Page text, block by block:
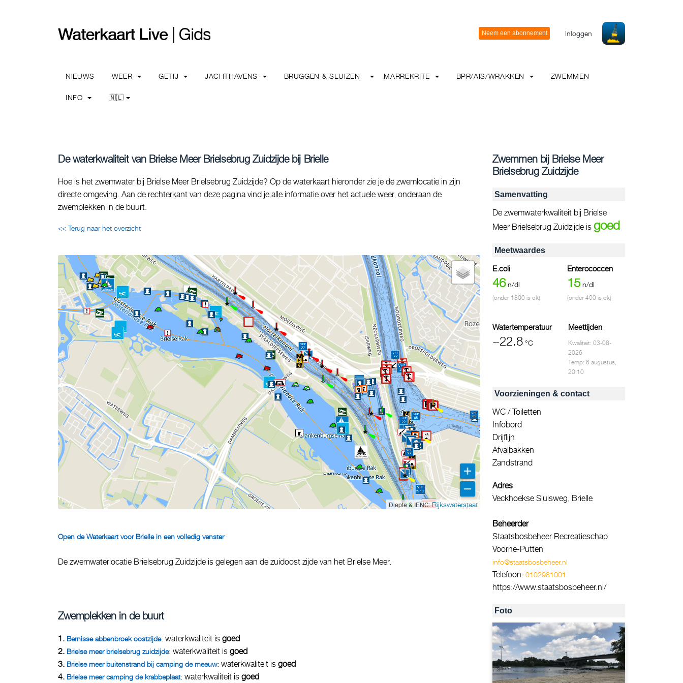
Inloggen
NIEUWS WEER GETIJ JACHTHAVENS BRUGGEN & SLUIZEN MARREKRITE BPR/AIS/WRAKKEN ZWEMMEN
INFO 🇳🇱
De waterkwaliteit van Brielse Meer Brielsebrug Zuidzijde bij Brielle
Hoe is het zwemwater bij Brielse Meer Brielsebrug Zuidzijde? Op de waterkaart hieronder zie je de zwemlocatie in zijn
directe omgeving. Aan de rechterkant van deze pagina vind je alle informatie over het actuele weer, onderaan de
zwemplekken in de buurt.
<< Terug naar het overzicht
Diepte & IENC:Rijkswaterstaat
Open de Waterkaart voor Brielle in een volledig venster
De zwemwaterlocatie Brielsebrug Zuidzijde is gelegen aan de zuidoost zijde van het Brielse Meer.
Zwemplekken in de buurt
1. Bernisse abbenbroek oostzijde: waterkwaliteit is goed
2. Brielse meer brielsebrug zuidzijde: waterkwaliteit is goed
3. Brielse meer buitenstrand bij camping de meeuw: waterkwaliteit is goed
4. Brielse meer camping de krabbeplaat: waterkwaliteit is goed
Zwemmen bij Brielse Meer
Brielsebrug Zuidzijde
Samenvatting
De zwemwaterkwaliteit bij Brielse
Meer Brielsebrug Zuidzijde is goed
Meetwaardes
E.coli
46 n/dl
(onder 1800 is ok)
Enterococcen
15 n/dl
(onder 400 is ok)
Watertemperatuur
~22.8 °C
Meettijden
Kwaliteit: 03-08-
2026
Temp: 6 augustus,
20:10
Voorzieningen & contact
WC / Toiletten
Infobord
Drijflijn
Afvalbakken
Zandstrand
Adres
Veckhoekse Sluisweg, Brielle
Beheerder
Staatsbosbeheer Recreatieschap
Voorne-Putten
info@staatsbosbeheer.nl
Telefoon: 0102981001
https://www.staatsbosbeheer.nl/
Foto